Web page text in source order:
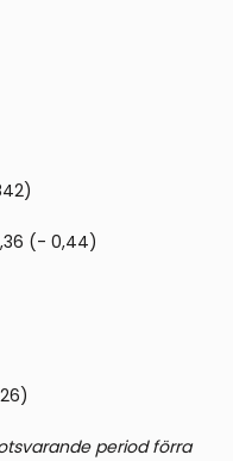
(- 0,44)
period förra